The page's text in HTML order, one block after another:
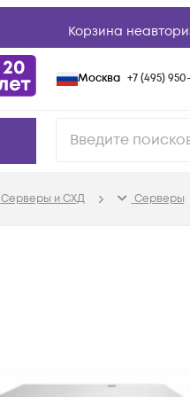
Корзина
Москва +7 (495) 950-
Серверы и СХД Серверы